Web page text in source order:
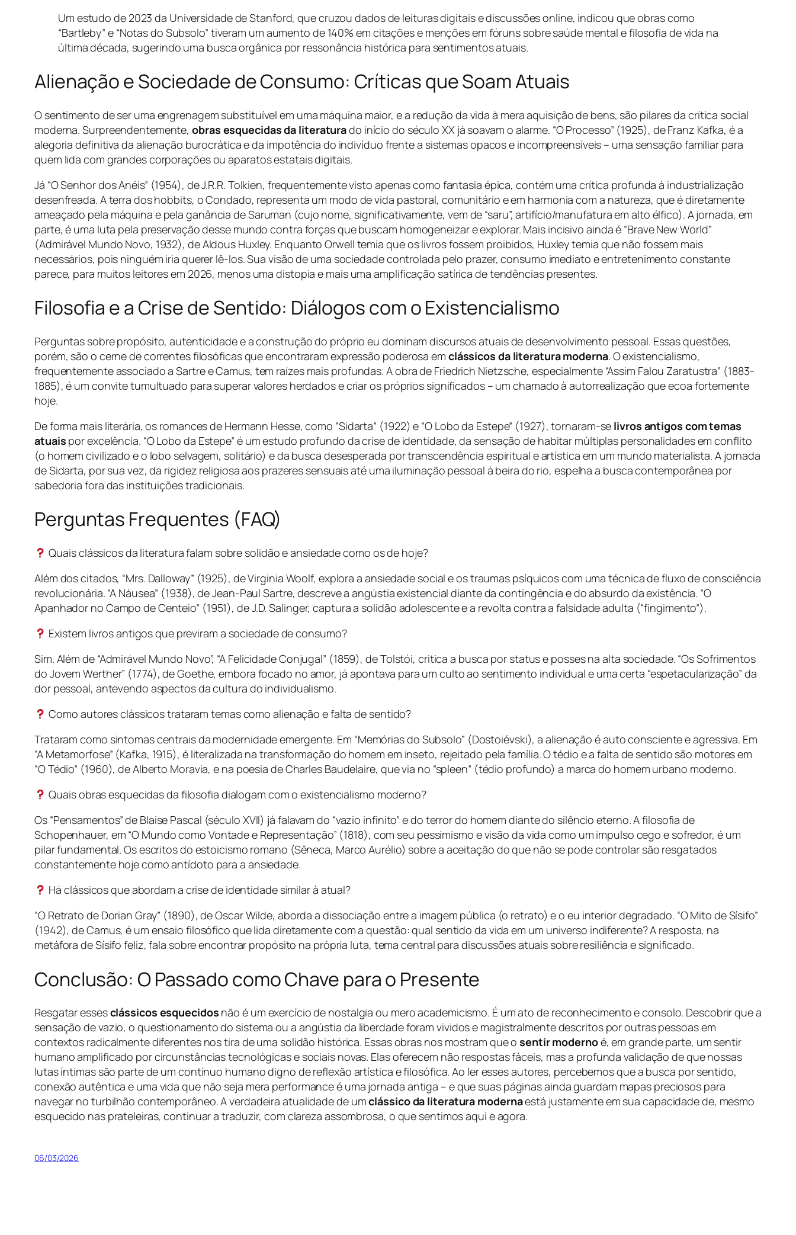
Um estudo de 2023 da Universidade de Stanford, que cruzou dados de leituras digitais e discussões online, indicou que obras como
“Bartleby” e “Notas do Subsolo” tiveram um aumento de 140% em citações e menções em fóruns sobre saúde mental e filosofia de vida na
última década, sugerindo uma busca orgânica por ressonância histórica para sentimentos atuais.
Alienação e Sociedade de Consumo: Críticas que Soam Atuais
O sentimento de ser uma engrenagem substituível em uma máquina maior, e a redução da vida à mera aquisição de bens, são pilares da crítica social
moderna. Surpreendentemente,obras esquecidas da literaturado início do século XX já soavam o alarme. “O Processo” (1925), de Franz Kafka, é a
alegoria definitiva da alienação burocrática e da impotência do indivíduo frente a sistemas opacos e incompreensíveis – uma sensação familiar para
quem lida com grandes corporações ou aparatos estatais digitais.
Já “O Senhor dos Anéis” (1954), de J.R.R. Tolkien, frequentemente visto apenas como fantasia épica, contém uma crítica profunda à industrialização
desenfreada. A terra dos hobbits, o Condado, representa um modo de vida pastoral, comunitário e em harmonia com a natureza, que é diretamente
ameaçado pela máquina e pela ganância de Saruman (cujo nome, significativamente, vem de “saru”, artifício/manufatura em alto élfico). A jornada, em
parte, é uma luta pela preservação desse mundo contra forças que buscam homogeneizar e explorar. Mais incisivo ainda é “Brave New World”
(Admirável Mundo Novo, 1932), de Aldous Huxley. Enquanto Orwell temia que os livros fossem proibidos, Huxley temia que não fossem mais
necessários, pois ninguém iria querer lê-los. Sua visão de uma sociedade controlada pelo prazer, consumo imediato e entretenimento constante
parece, para muitos leitores em 2026, menos uma distopia e mais uma amplificação satírica de tendências presentes.
Filosofia e a Crise de Sentido: Diálogos com o Existencialismo
Perguntas sobre propósito, autenticidade e a construção do próprio eu dominam discursos atuais de desenvolvimento pessoal. Essas questões,
porém, são o cerne de correntes filosóficas que encontraram expressão poderosa em clássicos da literatura moderna. O existencialismo,
frequentemente associado a Sartre e Camus, tem raízes mais profundas. A obra de Friedrich Nietzsche, especialmente “Assim Falou Zaratustra” (1883-
1885), é um convite tumultuado para superar valores herdados e criar os próprios significados – um chamado à autorrealização que ecoa fortemente
hoje.
De forma mais literária, os romances de Hermann Hesse, como “Sidarta” (1922) e “O Lobo da Estepe” (1927), tornaram-se livros antigos com temas
atuais por excelência. “O Lobo da Estepe” é um estudo profundo da crise de identidade, da sensação de habitar múltiplas personalidades em conflito
(o homem civilizado e o lobo selvagem, solitário) e da busca desesperada por transcendência espiritual e artística em um mundo materialista. A jornada
de Sidarta, por sua vez, da rigidez religiosa aos prazeres sensuais até uma iluminação pessoal à beira do rio, espelha a busca contemporânea por
sabedoria fora das instituições tradicionais.
Perguntas Frequentes (FAQ)
Quais clássicos da literatura falam sobre solidão e ansiedade como os de hoje?
Além dos citados, “Mrs. Dalloway” (1925), de Virginia Woolf, explora a ansiedade social e os traumas psíquicos com uma técnica de fluxo de consciência
revolucionária. “A Náusea” (1938), de Jean-Paul Sartre, descreve a angústia existencial diante da contingência e do absurdo da existência. “O
Apanhador no Campo de Centeio” (1951), de J.D. Salinger, captura a solidão adolescente e a revolta contra a falsidade adulta (“fingimento”).
Existem livros antigos que previram a sociedade de consumo?
Sim. Além de “Admirável Mundo Novo”, “A Felicidade Conjugal” (1859), de Tolstói, critica a busca por status e posses na alta sociedade. “Os Sofrimentos
do Jovem Werther” (1774), de Goethe, embora focado no amor, já apontava para um culto ao sentimento individual e uma certa “espetacularização” da
dor pessoal, antevendo aspectos da cultura do individualismo.
Como autores clássicos trataram temas como alienação e falta de sentido?
Trataram como sintomas centrais da modernidade emergente. Em “Memórias do Subsolo” (Dostoiévski), a alienação é auto consciente e agressiva. Em
“A Metamorfose” (Kafka, 1915), é literalizada na transformação do homem em inseto, rejeitado pela família. O tédio e a falta de sentido são motores em
“O Tédio” (1960), de Alberto Moravia, e na poesia de Charles Baudelaire, que via no “spleen” (tédio profundo) a marca do homem urbano moderno.
Quais obras esquecidas da filosofia dialogam com o existencialismo moderno?
Os “Pensamentos” de Blaise Pascal (século XVII) já falavam do “vazio infinito” e do terror do homem diante do silêncio eterno. A filosofia de
Schopenhauer, em “O Mundo como Vontade e Representação” (1818), com seu pessimismo e visão da vida como um impulso cego e sofredor, é um
pilar fundamental. Os escritos do estoicismo romano (Sêneca, Marco Aurélio) sobre a aceitação do que não se pode controlar são resgatados
constantemente hoje como antídoto para a ansiedade.
Há clássicos que abordam a crise de identidade similar à atual?
“O Retrato de Dorian Gray” (1890), de Oscar Wilde, aborda a dissociação entre a imagem pública (o retrato) e o eu interior degradado. “O Mito de Sísifo”
(1942), de Camus, é um ensaio filosófico que lida diretamente com a questão: qual sentido da vida em um universo indiferente? A resposta, na
metáfora de Sísifo feliz, fala sobre encontrar propósito na própria luta, tema central para discussões atuais sobre resiliência e significado.
Conclusão: O Passado como Chave para o Presente
Resgatar essesclássicos esquecidos não é um exercício de nostalgia ou mero academicismo. É um ato de reconhecimento e consolo. Descobrir que a
sensação de vazio, o questionamento do sistema ou a angústia da liberdade foram vividos e magistralmente descritos por outras pessoas em
contextos radicalmente diferentes nos tira de uma solidão histórica. Essas obras nos mostram que osentir modernoé, em grande parte, um sentir
humano amplificado por circunstâncias tecnológicas e sociais novas. Elas oferecem não respostas fáceis, mas a profunda validação de que nossas
lutas íntimas são parte de um contínuo humano digno de reflexão artística e filosófica. Ao ler esses autores, percebemos que a busca por sentido,
conexão autêntica e uma vida que não seja mera performance é uma jornada antiga – e que suas páginas ainda guardam mapas preciosos para
navegar no turbilhão contemporâneo. A verdadeira atualidade de umclássico da literatura modernaestá justamente em sua capacidade de, mesmo
esquecido nas prateleiras, continuar a traduzir, com clareza assombrosa, o que sentimos aqui e agora.
06/03/2026